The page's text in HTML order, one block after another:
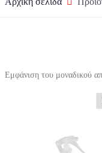
Εμφάνιση του μοναδικού